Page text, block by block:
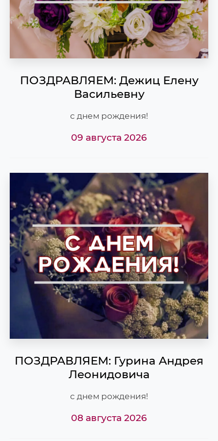
ПОЗДРАВЛЯЕМ: Дежиц Елену
Васильевну
с днем рождения!
09 августа 2026
ПОЗДРАВЛЯЕМ: Гурина Андрея
Леонидовича
с днем рождения!
08 августа 2026